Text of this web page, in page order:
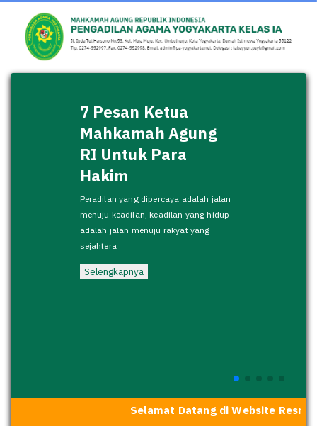
7 Pesan Ketua
Mahkamah Agung
RI Untuk Para
Hakim
Peradilan yang dipercaya adalah jalan
menuju keadilan, keadilan yang hidup
adalah jalan menuju rakyat yang
sejahtera
Selengkapnya
Selamat Datang di Website Resmi